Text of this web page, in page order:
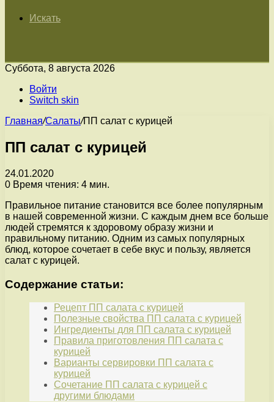
Искать
Суббота, 8 августа 2026
Войти
Switch skin
Главная/Салаты/ПП салат с курицей
ПП салат с курицей
24.01.2020
0 Время чтения: 4 мин.
Правильное питание становится все более популярным
в нашей современной жизни. С каждым днем все больше
людей стремятся к здоровому образу жизни и
правильному питанию. Одним из самых популярных
блюд, которое сочетает в себе вкус и пользу, является
салат с курицей.
Содержание статьи:
Рецепт ПП салата с курицей
Полезные свойства ПП салата с курицей
Ингредиенты для ПП салата с курицей
Правила приготовления ПП салата с
курицей
Варианты сервировки ПП салата с
курицей
Сочетание ПП салата с курицей с
другими блюдами